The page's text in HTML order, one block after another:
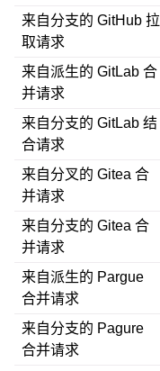
来自分支的 GitHub 拉
取请求
来自派生的 GitLab 合
并请求
来自分支的 GitLab 结
合请求
来自分叉的 Gitea 合
并请求
来自分支的 Gitea 合
并请求
来自派生的 Pargue
合并请求
来自分支的 Pagure
合并请求